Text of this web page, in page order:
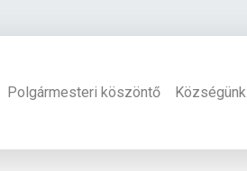
Polgármesteri köszöntő Községünk